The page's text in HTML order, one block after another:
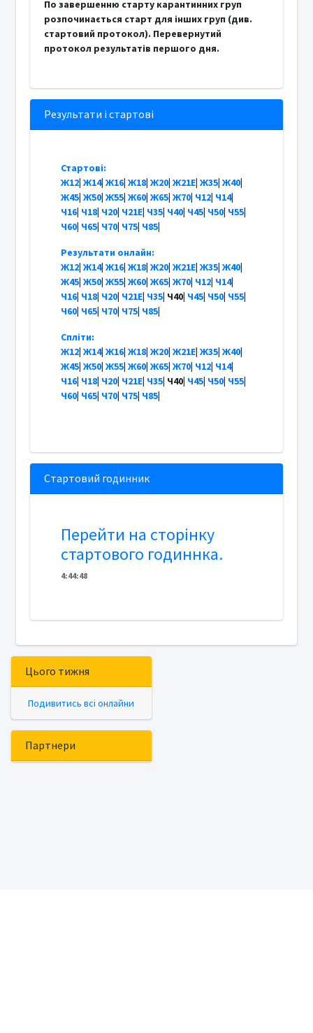
По завершенню старту карантинних груп
розпочинається старт для інших груп (див.
стартовий протокол). Перевернутий
протокол результатів першого дня.
Результати і стартові
Стартові:
Ж12| Ж14| Ж16| Ж18| Ж20| Ж21Е| Ж35| Ж40|
Ж45| Ж50| Ж55| Ж60| Ж65| Ж70| Ч12| Ч14|
Ч16| Ч18| Ч20| Ч21Е| Ч35| Ч40| Ч45| Ч50| Ч55|
Ч60| Ч65| Ч70| Ч75| Ч85|
Результати онлайн:
Ж12| Ж14| Ж16| Ж18| Ж20| Ж21Е| Ж35| Ж40|
Ж45| Ж50| Ж55| Ж60| Ж65| Ж70| Ч12| Ч14|
Ч16| Ч18| Ч20| Ч21Е| Ч35| Ч40| Ч45| Ч50| Ч55|
Ч60| Ч65| Ч70| Ч75| Ч85|
Спліти:
Ж12| Ж14| Ж16| Ж18| Ж20| Ж21Е| Ж35| Ж40|
Ж45| Ж50| Ж55| Ж60| Ж65| Ж70| Ч12| Ч14|
Ч16| Ч18| Ч20| Ч21Е| Ч35| Ч40| Ч45| Ч50| Ч55|
Ч60| Ч65| Ч70| Ч75| Ч85|
Стартовий годинник
Перейти на сторінку
стартового годиннка.
4:44:48
Цього тижня
Подивитись всі онлайни
Партнери